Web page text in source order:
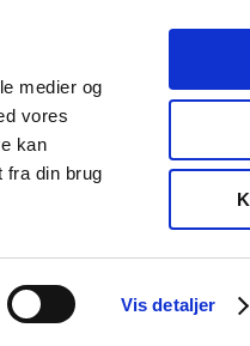
medier og
vores
kan
fra din brug
Vis detaljer
Særlige